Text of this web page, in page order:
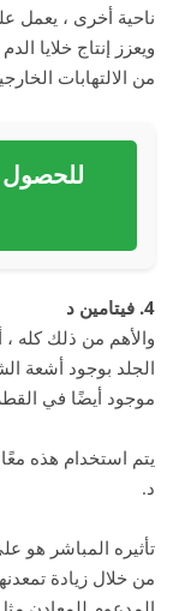
ناحية أخرى ، يعمل
ويعزز إنتاج خلايا
من الالتهابات
للحصول
4. فيتامين د
موجود أيضًا في
يتم استخدام هذه معًا
د.
تأثيره المباشر هو
من خلال زيادة